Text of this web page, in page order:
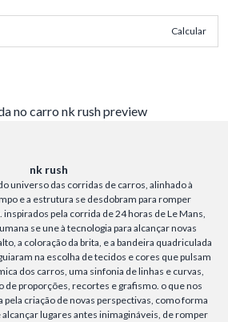
Calcular
nk rush
universo das corridas de carros, alinhado à
e a estrutura se desdobram para romper
pela corrida de 24 horas de Le Mans,
se une à tecnologia para alcançar novas
a coloração da brita, e a bandeira quadriculada
na escolha de tecidos e cores que pulsam
dos carros, uma sinfonia de linhas e curvas,
proporções, recortes e grafismo. o que nos
pela criação de novas perspectivas, como forma
alcançar lugares antes inimagináveis, de romper